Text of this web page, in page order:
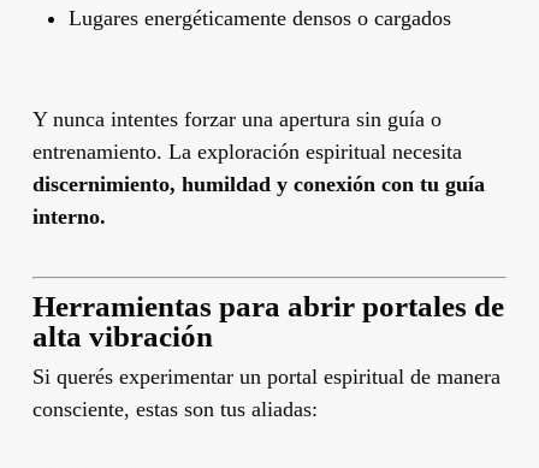
Lugares energéticamente densos o cargados
Y nunca intentes forzar una apertura sin guía o
entrenamiento. La exploración espiritual necesita
discernimiento, humildad y conexión con tu guía
interno.
Herramientas para abrir portales de
alta vibración
Si querés experimentar un portal espiritual de manera
consciente, estas son tus aliadas: